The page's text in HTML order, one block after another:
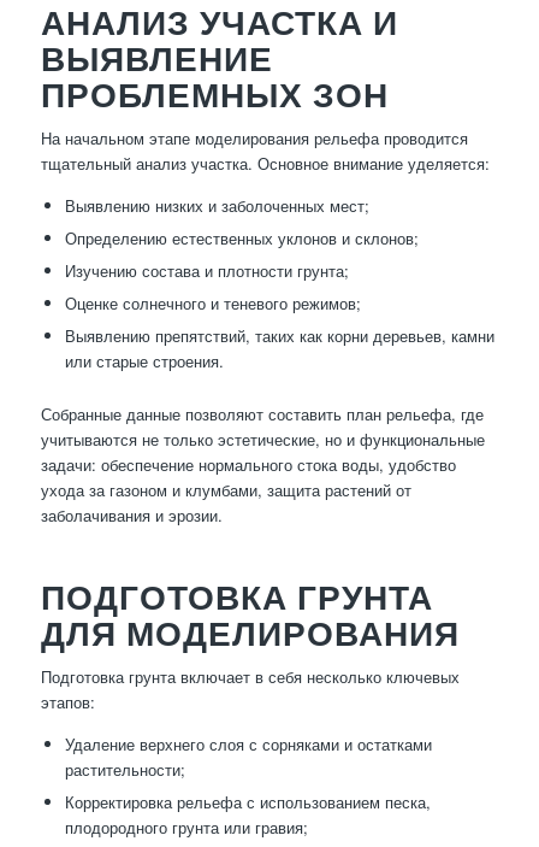
АНАЛИЗ УЧАСТКА И
ВЫЯВЛЕНИЕ
ПРОБЛЕМНЫХ ЗОН
На начальном этапе моделирования рельефа проводится
тщательный анализ участка. Основное внимание уделяется:
Выявлению низких и заболоченных мест;
Определению естественных уклонов и склонов;
Изучению состава и плотности грунта;
Оценке солнечного и теневого режимов;
Выявлению препятствий, таких как корни деревьев, камни
или старые строения.
Собранные данные позволяют составить план рельефа, где
учитываются не только эстетические, но и функциональные
задачи: обеспечение нормального стока воды, удобство
ухода за газоном и клумбами, защита растений от
заболачивания и эрозии.
ПОДГОТОВКА ГРУНТА
ДЛЯ МОДЕЛИРОВАНИЯ
Подготовка грунта включает в себя несколько ключевых
этапов:
Удаление верхнего слоя с сорняками и остатками
растительности;
Корректировка рельефа с использованием песка,
плодородного грунта или гравия;